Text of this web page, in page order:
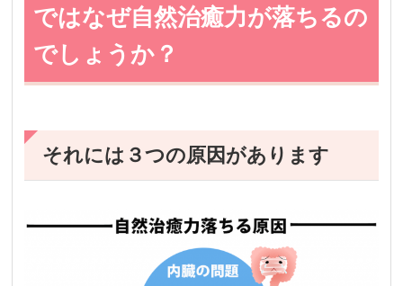
ではなぜ自然治癒力が落ちるの
でしょうか？
それには３つの原因があります